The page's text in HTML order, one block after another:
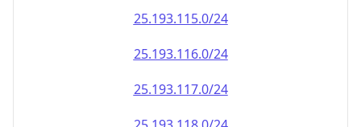
25.193.115.0/24
25.193.116.0/24
25.193.117.0/24
25.193.118.0/24